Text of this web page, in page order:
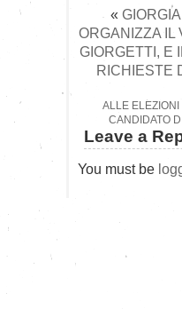
«
ORGANIZZA IL
GIORGETTI, E
RICHIESTE
ALLE
CANDIDATO
Leave a
You must be